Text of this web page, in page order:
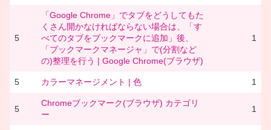
5
「Google Chrome」でタブをどうしてもた
くさん開かなければならない場合は、「す
べてのタブをブックマークに追加」後、
「ブックマークマネージャ」で(分割など
の)整理を行う | Google Chrome(ブラウザ)
1
5 カラーマネージメント | 色 1
5
Chromeブックマーク(ブラウザ) カテゴリ
ー
1